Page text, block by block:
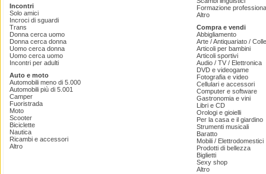
Incontri
Solo amici
Incroci di sguardi
Trans
Donna cerca uomo
Donna cerca donna
Uomo cerca donna
Uomo cerca uomo
Incontri per adulti
Auto e moto
Automobili meno di 5.000
Automobili più di 5.001
Camper
Fuoristrada
Moto
Scooter
Biciclette
Nautica
Ricambi e accessori
Altro
Formazione
Altro
Compra e vendi
Abbigliamento
Arte / Antiquariato /
Articoli per bambini
Articoli sportivi
Audio / TV / Elettronica
DVD e videogame
Fotografia e video
Cellulari e accessori
Computer e software
Gastronomia e vini
Libri e CD
Orologi e gioielli
Per la casa e il giardino
Strumenti musicali
Baratto
Mobili / Elettrodomestici
Prodotti di bellezza
Biglietti
Sexy shop
Altro